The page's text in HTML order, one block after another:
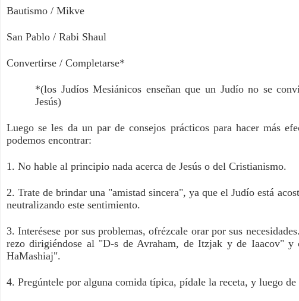
Bautismo / Mikve
San Pablo / Rabi Shaul
Convertirse / Completarse*
*(los Judíos Mesiánicos enseñan que un Judío no se
Jesús)
Luego se les da un par de consejos prácticos para hacer más
podemos encontrar:
1. No hable al principio nada acerca de Jesús o del Cristianismo.
2. Trate de brindar una "amistad sincera", ya que el Judío está
neutralizando este sentimiento.
3. Interésese por sus problemas, ofrézcale orar por sus
rezo dirigiéndose al "D-s de Avraham, de Itzjak y de Iaacov"
HaMashiaj".
4. Pregúntele por alguna comida típica, pídale la receta, y luego